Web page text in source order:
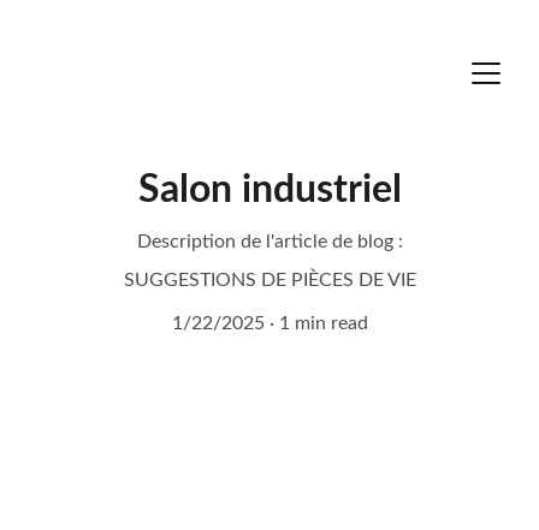
Salon industriel
Description de l'article de blog :
SUGGESTIONS DE PIÈCES DE VIE
1/22/2025 1 min read